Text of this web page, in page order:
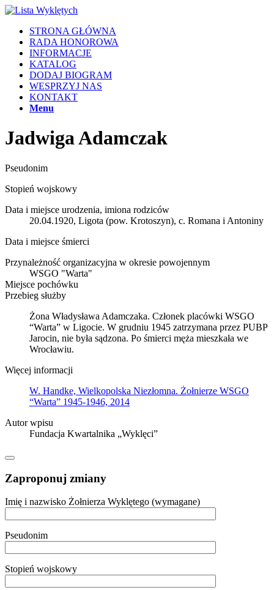
STRONA GŁÓWNA
RADA HONOROWA
INFORMACJE
KATALOG
DODAJ BIOGRAM
WESPRZYJ NAS
KONTAKT
Menu
Jadwiga Adamczak
Pseudonim
Stopień wojskowy
Data i miejsce urodzenia, imiona rodziców
20.04.1920, Ligota (pow. Krotoszyn), c. Romana i Antoniny
Data i miejsce śmierci
Przynależność organizacyjna w okresie powojennym
WSGO "Warta"
Miejsce pochówku
Przebieg służby
Żona Władysława Adamczaka. Członek placówki WSGO
“Warta” w Ligocie. W grudniu 1945 zatrzymana przez PUBP
Jarocin, nie była sądzona. Po śmierci męża mieszkała we
Wrocławiu.
Więcej informacji
W. Handke, Wielkopolska Niezłomna. Żołnierze WSGO
“Warta” 1945-1946, 2014
Autor wpisu
Fundacja Kwartalnika „Wyklęci”
Zaproponuj zmiany
Imię i nazwisko Żołnierza Wyklętego (wymagane)
Pseudonim
Stopień wojskowy